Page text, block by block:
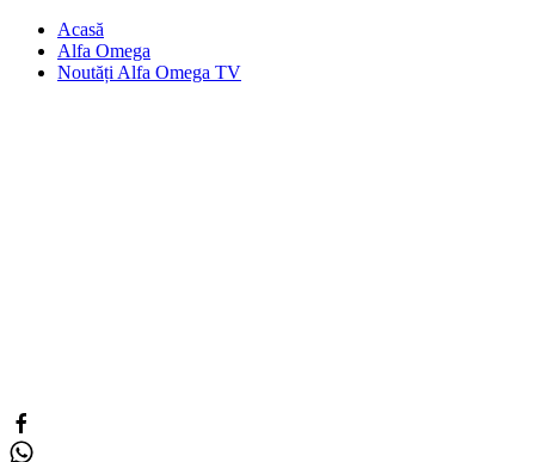
Acasă
Alfa Omega
Noutăți Alfa Omega TV